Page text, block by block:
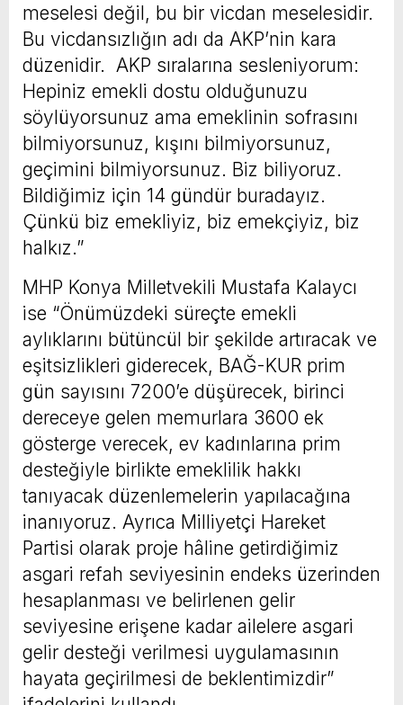
meselesi değil, bu bir vicdan meselesidir.
Bu vicdansızlığın adı da AKP’nin kara
düzenidir. AKP sıralarına sesleniyorum:
Hepiniz emekli dostu olduğunuzu
söylüyorsunuz ama emeklinin sofrasını
bilmiyorsunuz, kışını bilmiyorsunuz,
geçimini bilmiyorsunuz. Biz biliyoruz.
Bildiğimiz için 14 gündür buradayız.
Çünkü biz emekliyiz, biz emekçiyiz, biz
halkız.”
MHP Konya Milletvekili Mustafa Kalaycı
ise “Önümüzdeki süreçte emekli
aylıklarını bütüncül bir şekilde artıracak ve
eşitsizlikleri giderecek, BAĞ-KUR prim
gün sayısını 7200’e düşürecek, birinci
dereceye gelen memurlara 3600 ek
gösterge verecek, ev kadınlarına prim
desteğiyle birlikte emeklilik hakkı
tanıyacak düzenlemelerin yapılacağına
inanıyoruz. Ayrıca Milliyetçi Hareket
Partisi olarak proje hâline getirdiğimiz
asgari refah seviyesinin endeks üzerinden
hesaplanması ve belirlenen gelir
seviyesine erişene kadar ailelere asgari
gelir desteği verilmesi uygulamasının
hayata geçirilmesi de beklentimizdir”